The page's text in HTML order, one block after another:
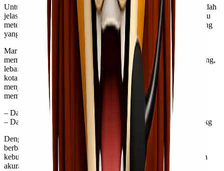
Untuk pengukuran panjang atau jarak dalam meter, angka ini sudah
jelas: satu kubik berarti sisi-sisinya masing-masing berukuran satu
meter. Dengan begitu kita bisa lebih mudah membayangkan ruang
yang dimiliki oleh objek tersebut.
Mari lakukan sedikit perhitungan lagi sebagai latihan. Jika Anda
mempunyai sebuah kotak berbentuk balok dengan ukuran panjang,
lebar dan tinggi masing-masing adalah dua meter. Maka volume
kotak tersebut dapat dihitung menggunakan rumus V = p × l × t
menjadi V = 2m × 2m × 2m = 8 m³. Ini artinya kotak tersebut
memiliki kapasitas sebesar:
– Dalam liter: \(8 \text{ m}^3 \times 1000 =8000\) liter
– Dalam kilo (jika terisi air): \(8000 \text{l} \times1kg/l=8000\) kg
Dengan pemahaman ini, Anda kini lebih siap untuk melakukan
berbagai konversi antara kubik, liter, kilo dan meter sesuai
kebutuhan sehari-hari maupun proyek tertentu yang memerlukan
akurasi pengukuran yang tepat!